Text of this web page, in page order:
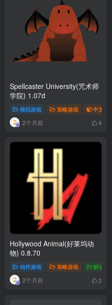
Spellcaster University(咒术师
学院) 1.07d
模拟游戏 策略游戏 中文游戏
2个月前 4
Hollywood Animal(好莱坞动
物) 0.8.70
动作游戏 策略游戏 解谜游戏
2个月前 2